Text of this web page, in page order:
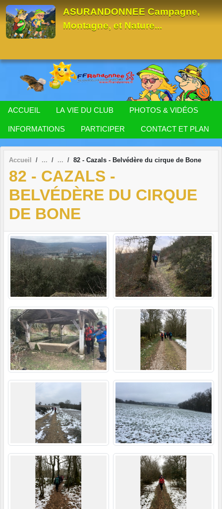
ASURANDONNEE Campagne,
Montagne, et Nature...
ACCUEIL LA VIE DU CLUB PHOTOS & VIDÉOS
INFORMATIONS PARTICIPER CONTACT ET PLAN
Accueil 82 - Cazals - Belvédère du cirque de Bone
82 - CAZALS -
BELVÉDÈRE DU CIRQUE
DE BONE
Panneau de gestion des cookies